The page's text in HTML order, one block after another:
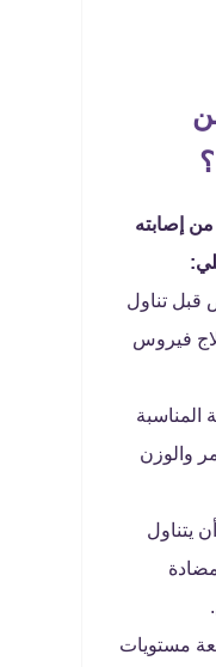
إصابته
قبل تناول
فيروس
المناسبة
والوزن
يتناول
مستويات